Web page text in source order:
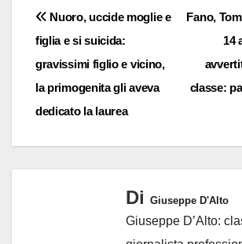
Navigazione
articoli
Fano,
14
classe:
Nuoro, uccide moglie e
figlia e si suicida:
gravissimi figlio e vicino,
la primogenita gli aveva
dedicato la laurea
Di Giuseppe D'Alto
Giuseppe D’Alto: